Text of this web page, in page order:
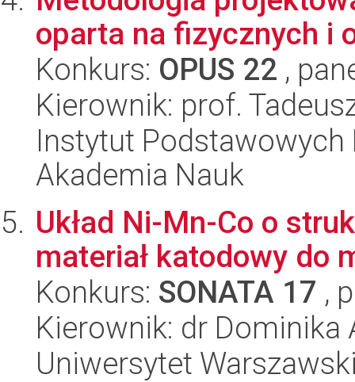
oparta na fizycznych i
Konkurs: OPUS 22 ,
Kierownik: prof.
Instytut
Akademia Nauk
Układ Ni-Mn-Co o
materiał katodowy do
Konkurs: SONATA 17 ,
Kierownik: dr Dominika
Uniwersytet